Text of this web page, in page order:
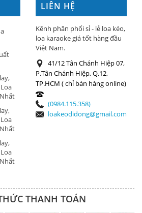
LIÊN HỆ
Kênh phân phối sỉ - lẻ loa kéo,
loa karaoke giá tốt hàng đầu
Việt Nam.
41/12 Tân Chánh Hiệp 07,
P.Tân Chánh Hiệp, Q.12,
TP.HCM ( chỉ bán hàng online)
(0984.115.358)
loakeodidong@gmail.com
THANH TOÁN